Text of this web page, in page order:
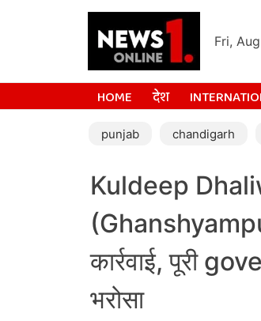
Fri,
HOME देश
punjab chandigarh
Kuldeep
कार्रवाई, पूरी
भरोसा